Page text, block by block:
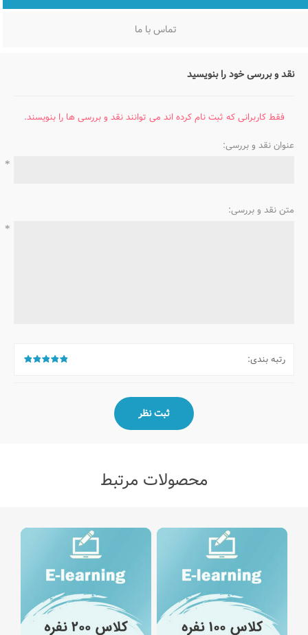
تماس با ما
نقد و بررسی خود را بنویسید
فقط کاربرانی که ثبت نام کرده اند می توانند نقد و بررسی ها را بنویسند.
عنوان نقد و بررسی:
*
متن نقد و بررسی:
*
رتبه بندی:
محصولات مرتبط